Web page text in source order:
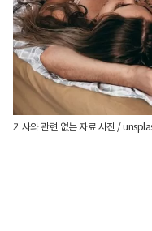
기사와 관련 없는 자료 사진 /